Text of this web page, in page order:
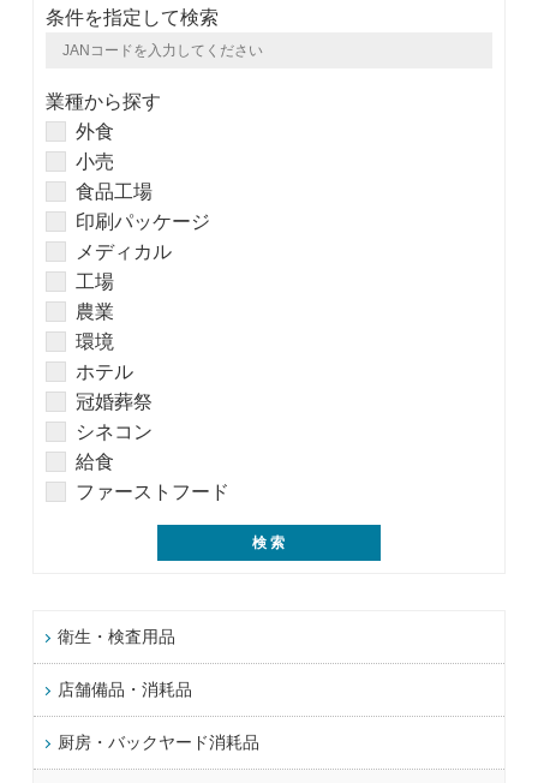
条件を指定して検索
業種から探す
外食
小売
食品工場
印刷パッケージ
メディカル
工場
農業
環境
ホテル
冠婚葬祭
シネコン
給食
ファーストフード
衛生・検査用品
店舗備品・消耗品
厨房・バックヤード消耗品